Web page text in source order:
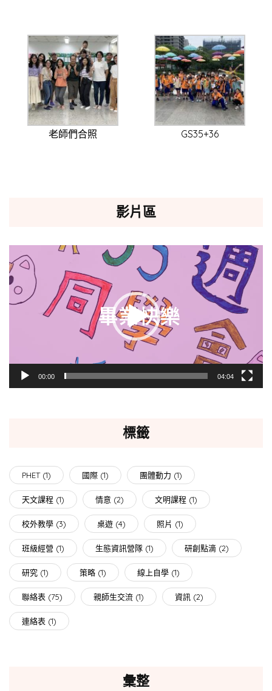
老師們合照 GS35+36
影片區
訊
播
放
00:00 04:04
標籤
PHET(1) 國際 (1) 團體動力 (1)
天文課程 (1) 情意 (2) 文明課程 (1)
校外教學 (3) 桌遊 (4) 照片 (1)
班級經營 (1) 生態資訊營隊 (1) 研創點滴 (2)
研究 (1) 策略 (1) 線上自學 (1)
聯絡表 (75) 親師生交流 (1) 資訊 (2)
連絡表 (1)
彙整